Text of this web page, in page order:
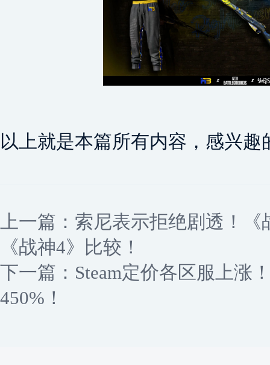
以上就是本篇所有内容，感兴
上一篇： 索尼表示拒绝剧透！《
《战神4》比较！
下一篇： Steam定价各区服上涨
450%！